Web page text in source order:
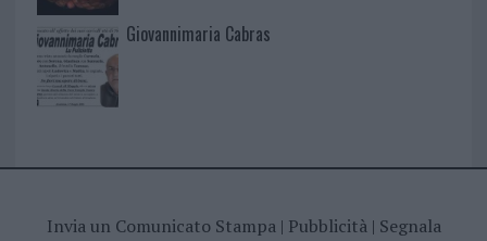
Giovannimaria Cabras
Invia un Comunicato Stampa| Pubblicità| Segnala